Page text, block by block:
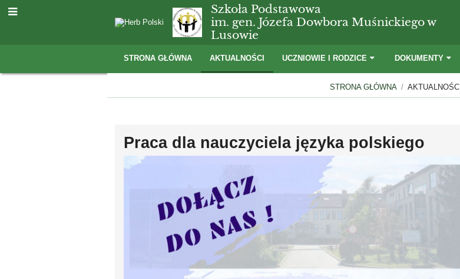
Szkoła Podstawowa
im. gen. Józefa Dowbora Muśnickiego w
Lusowie
STRONA GŁÓWNA AKTUALNOŚCI UCZNIOWIE I RODZICE DOKUMENTY
STRONA GŁÓWNA / AKTUALNOŚCI
Aktualności
Praca dla nauczyciela języka polskiego